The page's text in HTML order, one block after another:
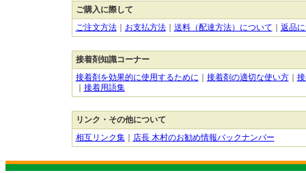
ご購入に際して
ご注文方法｜ お支払方法｜ 送料（配達方法）について 返品
接着剤知識コーナー
接着剤を効果的に使用するために
接着剤の適切な使い方｜
接着用語集
リンク・その他について
相互リンク集｜ 店長 木村のお勧め情報バックナンバー